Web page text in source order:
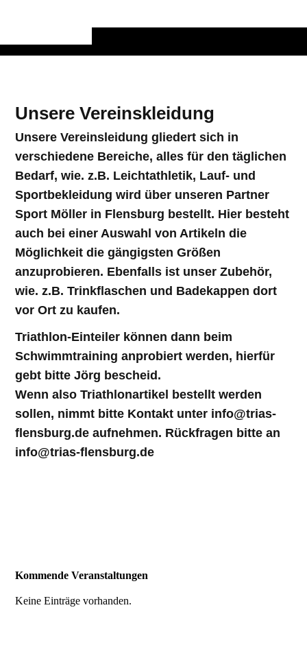
Unsere Vereinskleidung
Unsere Vereinsleidung gliedert sich in
verschiedene Bereiche, alles für den täglichen
Bedarf, wie. z.B. Leichtathletik, Lauf- und
Sportbekleidung wird über unseren Partner
Sport Möller in Flensburg bestellt. Hier besteht
auch bei einer Auswahl von Artikeln die
Möglichkeit die gängigsten Größen
anzuprobieren. Ebenfalls ist unser Zubehör,
wie. z.B. Trinkflaschen und Badekappen dort
vor Ort zu kaufen.
Triathlon-Einteiler können dann beim
Schwimmtraining anprobiert werden, hierfür
gebt bitte Jörg bescheid.
Wenn also Triathlonartikel bestellt werden
sollen, nimmt bitte Kontakt unter info@trias-
flensburg.de aufnehmen. Rückfragen bitte an
info@trias-flensburg.de
Kommende Veranstaltungen
Keine Einträge vorhanden.